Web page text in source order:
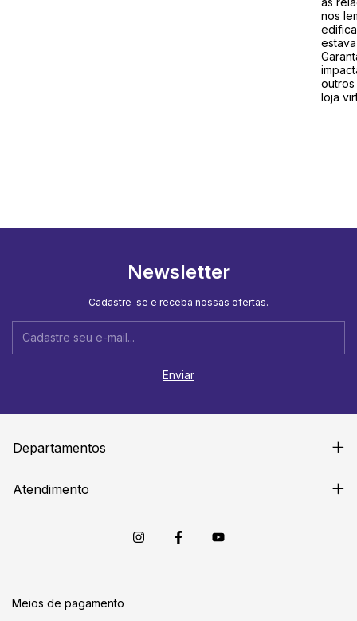
Newsletter
Cadastre-se e receba nossas ofertas.
Departamentos
Atendimento
Meios de pagamento